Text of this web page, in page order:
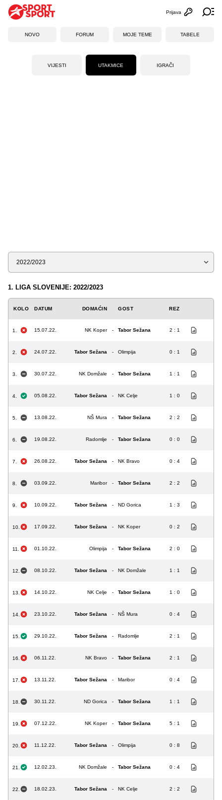
Otvori
Prijava
NOVO FORUM MOJE TEME TABELE
VIJESTI UTAKMICE IGRAČI
Sezona
1. LIGA SLOVENIJE: 2022/2023
KOLO DATUM DOMAĆIN GOST REZ
1. 15.07.22. NK Koper - Tabor Sežana 2 : 1
2. 24.07.22. Tabor Sežana - Olimpija 0 : 1
3. 30.07.22. NK Domžale - Tabor Sežana 1 : 1
4. 05.08.22. Tabor Sežana - NK Celje 1 : 0
5. 13.08.22. NŠ Mura - Tabor Sežana 2 : 2
6. 19.08.22. Radomlje - Tabor Sežana 0 : 0
7. 26.08.22. Tabor Sežana - NK Bravo 0 : 4
8. 03.09.22. Maribor - Tabor Sežana 2 : 2
9. 10.09.22. Tabor Sežana - ND Gorica 1 : 3
10. 17.09.22. Tabor Sežana - NK Koper 0 : 2
11. 01.10.22. Olimpija - Tabor Sežana 2 : 0
12. 08.10.22. Tabor Sežana - NK Domžale 1 : 1
13. 14.10.22. NK Celje - Tabor Sežana 1 : 0
14. 23.10.22. Tabor Sežana - NŠ Mura 0 : 4
15. 29.10.22. Tabor Sežana - Radomlje 2 : 1
16. 06.11.22. NK Bravo - Tabor Sežana 2 : 1
17. 13.11.22. Tabor Sežana - Maribor 0 : 4
18. 30.11.22. ND Gorica - Tabor Sežana 1 : 1
19. 07.12.22. NK Koper - Tabor Sežana 5 : 1
20. 11.12.22. Tabor Sežana - Olimpija 0 : 8
21. 12.02.23. NK Domžale - Tabor Sežana 0 : 4
22. 18.02.23. Tabor Sežana - NK Celje 2 : 2